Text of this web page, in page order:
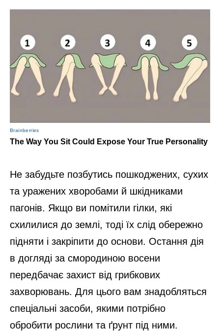
Не забудьте позбутись пошкоджених, сухих
та уражених хворобами й шкідниками
пагонів. Якщо ви помітили гілки, які
схилилися до землі, тоді їх слід обережно
підняти і закріпити до основи. Остання дія
в догляді за смородиною восени
передбачає захист від грибкових
захворювань. Для цього вам знадобляться
спеціальні засоби, якими потрібно
обробити рослини та ґрунт під ними.